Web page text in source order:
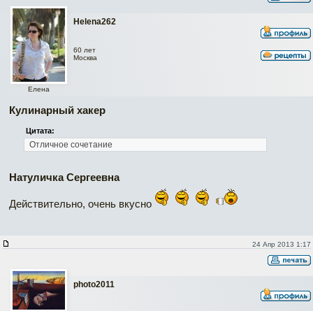
Helena262
Елена
60 лет
Москва
Кулинарный хакер
Цитата:
Отличное сочетание
Натуличка Сергеевна
Действительно, очень вкусно
24 Апр 2013 1:17
photo2011